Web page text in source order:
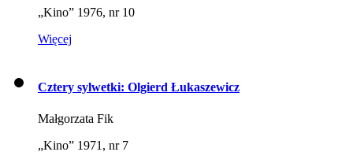
„Kino” 1976, nr 10
Więcej
Cztery sylwetki: Olgierd Łukaszewicz
Małgorzata Fik
„Kino” 1971, nr 7